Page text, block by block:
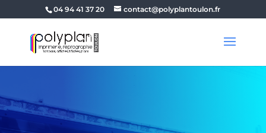
04 94 41 37 20 contact@polyplantoulon.fr